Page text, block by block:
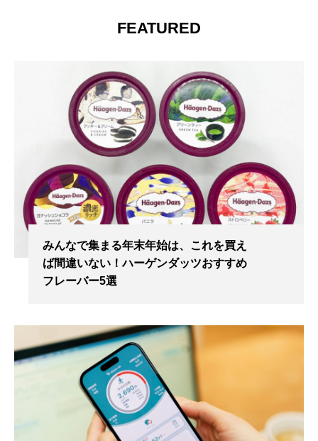
FEATURED
みんなで集まる年末年始は、これを買え
ば間違いない！ハーゲンダッツおすすめ
フレーバー5選